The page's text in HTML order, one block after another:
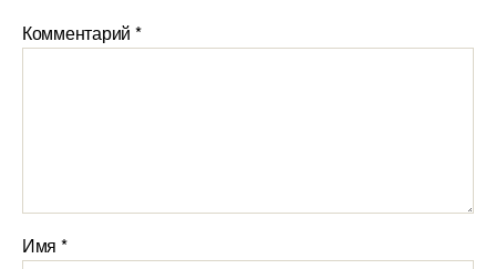
Комментарий *
Имя *